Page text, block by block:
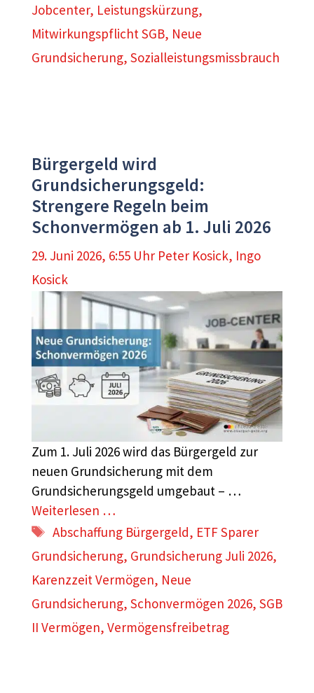
Jobcenter, Leistungskürzung,
Mitwirkungspflicht SGB, Neue
Grundsicherung, Sozialleistungsmissbrauch
Bürgergeld wird
Grundsicherungsgeld:
Strengere Regeln beim
Schonvermögen ab 1. Juli 2026
29. Juni 2026, 6:55 Uhr Peter Kosick, Ingo
Kosick
Zum 1. Juli 2026 wird das Bürgergeld zur
neuen Grundsicherung mit dem
Grundsicherungsgeld umgebaut – …
Weiterlesen …
Schlagwörter
Abschaffung Bürgergeld, ETF Sparer
Grundsicherung, Grundsicherung Juli 2026,
Karenzzeit Vermögen, Neue
Grundsicherung, Schonvermögen 2026, SGB
II Vermögen, Vermögensfreibetrag